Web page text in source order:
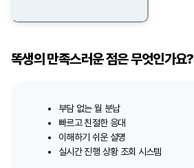
똑생의 만족스러운 점은 무엇인가요?
부담 없는 월 분납
빠르고 친절한 응대
이해하기 쉬운 설명
실시간 진행 상황 조회 시스템